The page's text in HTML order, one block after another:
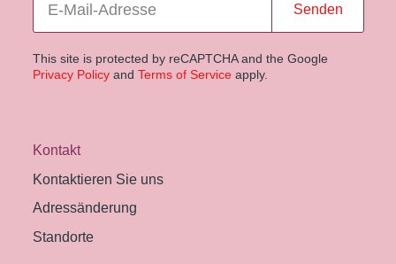
Senden
This site is protected by reCAPTCHA and the Google
Privacy Policyand Terms of Service apply.
Kontakt
Kontaktieren Sie uns
Adressänderung
Standorte